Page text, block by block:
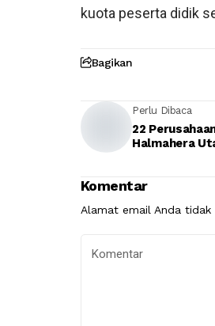
kuota peserta didik
Bagikan
Perlu Dibaca
22 Perusahaan
Halmahera
Komentar
Alamat email Anda tidak